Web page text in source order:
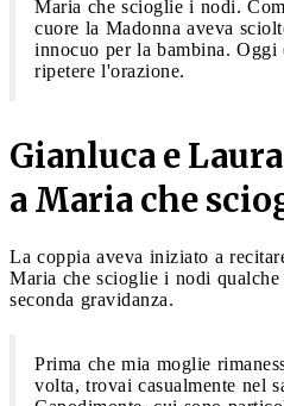
Maria che scioglie i nodi.
cuore la Madonna aveva
innocuo per la bambina.
ripetere l'orazione.
Gianluca e
a Maria che
La coppia aveva iniziato a
Maria che scioglie i nodi
seconda gravidanza.
Prima che mia moglie
volta, trovai casualmente nel